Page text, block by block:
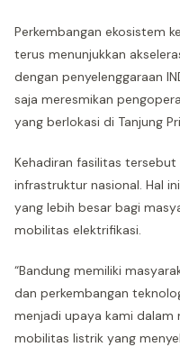
Perkembangan ekosistem
terus menunjukkan
dengan penyelenggaraan
saja meresmikan
yang berlokasi di Tanjung
Kehadiran fasilitas
infrastruktur nasional. Hal
yang lebih besar bagi
mobilitas elektrifikasi.
“Bandung memiliki
dan perkembangan
menjadi upaya kami dalam
mobilitas listrik yang